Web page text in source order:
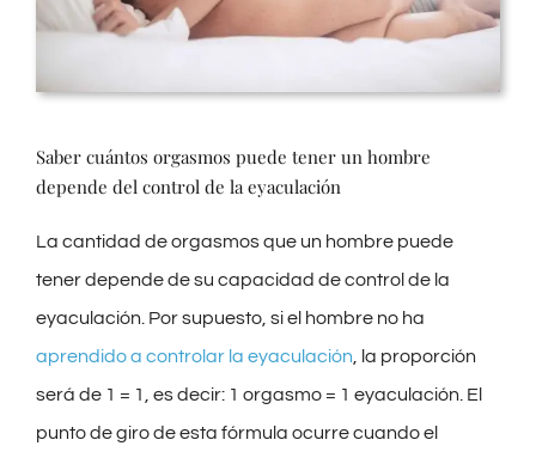
Saber cuántos orgasmos puede tener un hombre
depende del control de la eyaculación
La cantidad de orgasmos que un hombre puede
tener depende de su capacidad de control de la
eyaculación. Por supuesto, si el hombre no ha
aprendido a controlar la eyaculación , la proporción
será de 1 = 1, es decir: 1 orgasmo = 1 eyaculación. El
punto de giro de esta fórmula ocurre cuando el